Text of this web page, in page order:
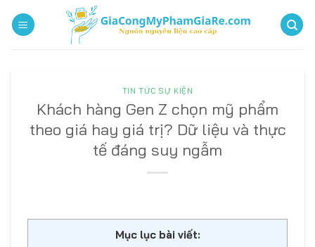
qua
TIN TỨC SỰ KIỆN
Khách hàng Gen Z chọn mỹ phẩm
theo giá hay giá trị? Dữ liệu và thực
tế đáng suy ngẫm
Mục lục bài viết: